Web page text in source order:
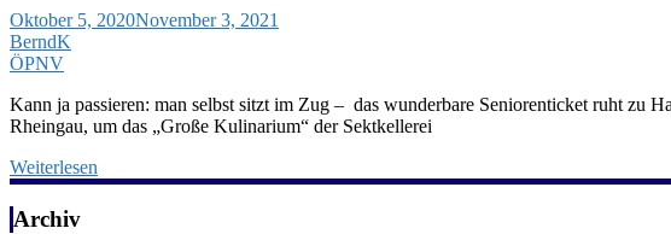
Oktober 5, 2020November 3, 2021
BerndK
ÖPNV
Kann ja passieren: man selbst sitzt im Zug – das wunderbare Seniorenticket ruht zu
Rheingau, um das „Große Kulinarium“ der Sektkellerei
Weiterlesen
Archiv